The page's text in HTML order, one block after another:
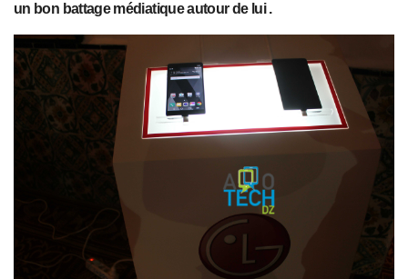
un bon battage médiatique autour de lui .